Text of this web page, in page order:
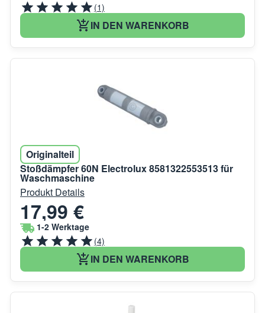
(1)
IN DEN WARENKORB
Originalteil
Stoßdämpfer 60N Electrolux 8581322553513 für
Waschmaschine
Produkt Details
17,99 €
1-2 Werktage
(4)
IN DEN WARENKORB